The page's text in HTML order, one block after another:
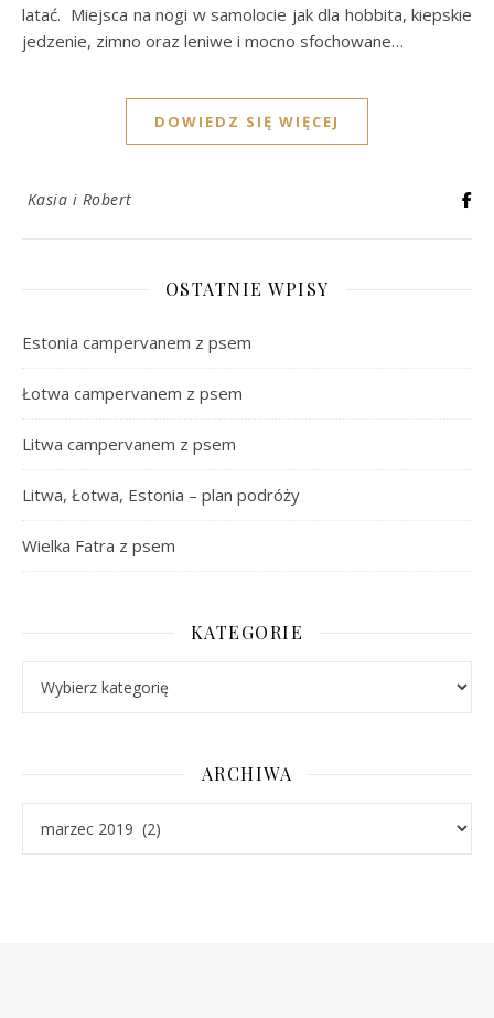
latać. Miejsca na nogi w samolocie jak dla hobbita, kiepskie
jedzenie, zimno oraz leniwe i mocno sfochowane…
DOWIEDZ SIĘ WIĘCEJ
Kasia i Robert
OSTATNIE WPISY
Estonia campervanem z psem
Łotwa campervanem z psem
Litwa campervanem z psem
Litwa, Łotwa, Estonia – plan podróży
Wielka Fatra z psem
KATEGORIE
ARCHIWA